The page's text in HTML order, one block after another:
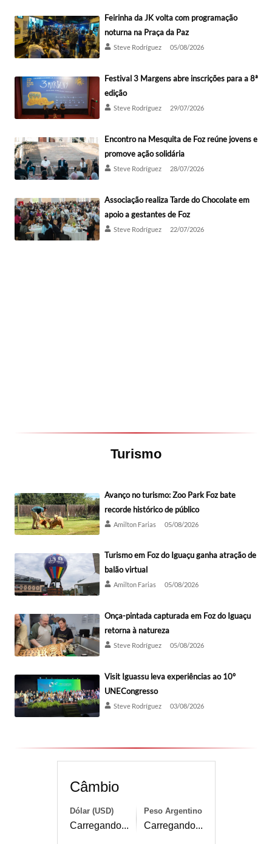
Feirinha da JK volta com programação
noturna na Praça da Paz
Steve Rodríguez 05/08/2026
Festival 3 Margens abre inscrições para a 8ª
edição
Steve Rodríguez 29/07/2026
Encontro na Mesquita de Foz reúne jovens e
promove ação solidária
Steve Rodríguez 28/07/2026
Associação realiza Tarde do Chocolate em
apoio a gestantes de Foz
Steve Rodríguez 22/07/2026
Turismo
Avanço no turismo: Zoo Park Foz bate
recorde histórico de público
Amilton Farias 05/08/2026
Turismo em Foz do Iguaçu ganha atração de
balão virtual
Amilton Farias 05/08/2026
Onça-pintada capturada em Foz do Iguaçu
retorna à natureza
Steve Rodríguez 05/08/2026
Visit Iguassu leva experiências ao 10º
UNECongresso
Steve Rodríguez 03/08/2026
Câmbio
Dólar (USD)
Carregando...
Peso Argentino
Carregando...